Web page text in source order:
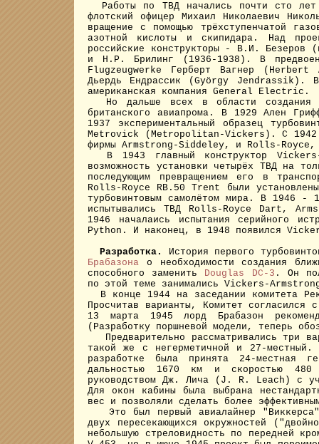
Работы по ТВД начались почти сто лет
флотский офицер Михаил Николаевич
вращение с помощью трёхступенчатой
азотной кислоты и скипидара. Над
российские конструкторы - В.И. Безеров
и Н.Р. Брилинг (1936-1938). В
Flugzeugwerke Герберт Вагнер
Дьердь Ендрассик (György Jendrassik).
американская компания General Electric.
Но дальше всех в области создания
британского авиапрома. В 1929 Ален
1937 экспериментальный образец
Metrovick (Metropolitan-Vickers). С 1942
фирмы Armstrong-Siddeley, и Rolls-
В 1943 главный конструктор
возможность установки четырёх ТВД на
последующим превращением его в
Rolls-Royce RB.50 Trent были
турбовинтовым самолётом мира. В 1946 -
испытывались ТВД Rolls-Royce Dart,
1946 началаись испытания серийного
Python. И наконец, в 1948 появился
Разработка.
История первого
Брабазона о необходимости создания
способного заменить Douglas DC-3 . Он
по этой теме занимались Vickers-
В конце 1944 на заседании комитета
Просчитав варианты, Комитет
13 марта 1945 лорд Брабазон
(Разработку поршневой модели, теперь
Предварительно рассматривались три
такой же с негерметичной и 27-местный.
разработке была принята 24-местная
дальностью 1670 км и скоростью 480
руководством Дж. Лича (J. R. Leach) с
Для окон кабины была выбрана
вес и позволяли сделать более
Это был первый авиалайнер
двух пересекающихся окружностей
небольшую стреловидность по передней